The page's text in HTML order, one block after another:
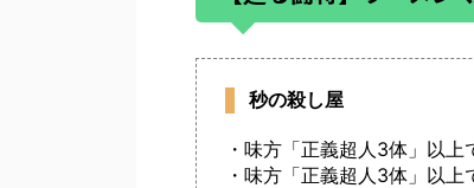
秒の殺し屋
・味方「正義超人3体」以
・味方「正義超人3体」以